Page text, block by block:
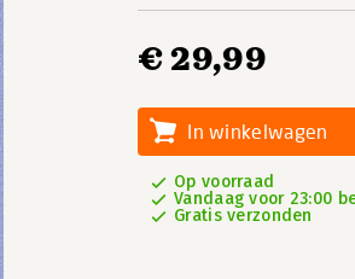
€ 29,99
In winkelwagen
Op voorraad
Vandaag voor 23:00
Gratis verzonden